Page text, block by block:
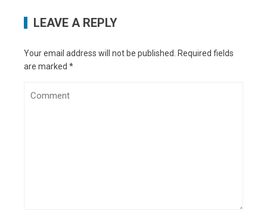
LEAVE A REPLY
Your email address will not be published. Required fields
are marked *